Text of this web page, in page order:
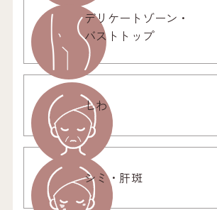
デリケートゾーン・
バストトップ
しわ
シミ・肝斑